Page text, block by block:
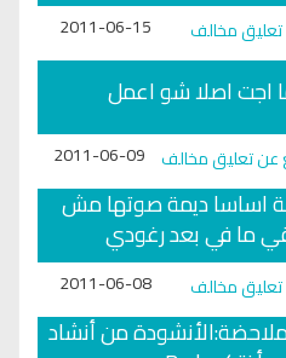
تعليق مخالف 2011-06-15
اجت اصلا شو اعمل
عن تعليق مخالف 2011-06-09
اساسا ديمة صوتها مش
ما في بعد رغودي
تعليق مخالف 2011-06-08
من أنشاد